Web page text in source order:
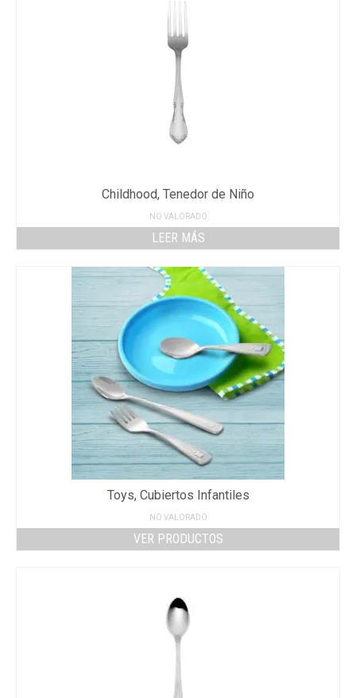
Childhood, Tenedor de Niño
NO VALORADO
LEER MÁS
Toys, Cubiertos Infantiles
NO VALORADO
VER PRODUCTOS